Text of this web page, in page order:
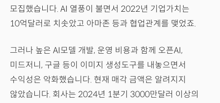
모집했습니다. AI 열풍이 불면서 2022년 기업가치는
10억달러로 치솟았고 아마존 등과 협업관계를 맺었죠.
그러나 높은 AI모델 개발, 운영 비용과 함께 오픈AI,
미드저니, 구글 등이 이미지 생성도구를 내놓으면서
수익성은 악화했습니다. 현재 매각 금액은 알려지지
않았습니다. 회사는 2024년 1분기 3000만달러 이상의